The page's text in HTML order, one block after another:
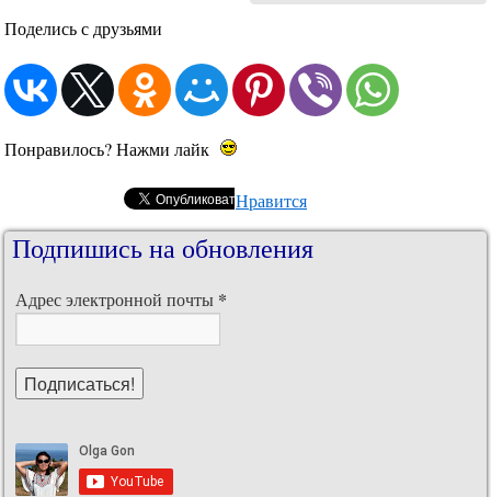
Поделись с друзьями
Понравилось? Нажми лайк
Нравится
Подпишись на обновления
Адрес электронной почты *